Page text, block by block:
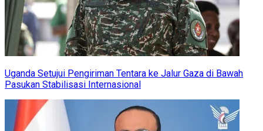
Uganda Setujui Pengiriman Tentara ke Jalur Gaza di Bawah
Pasukan Stabilisasi Internasional